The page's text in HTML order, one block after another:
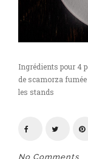
Ingrédients pour 4
de scamorza
les stands
No Comments